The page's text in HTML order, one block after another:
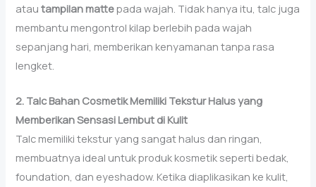
atautampilan mattepada wajah. Tidak hanya itu, talc juga
membantu mengontrol kilap berlebih pada wajah
sepanjang hari, memberikan kenyamanan tanpa rasa
lengket.
2. Talc Bahan Cosmetik Memiliki Tekstur Halus yang
Memberikan Sensasi Lembut di Kulit
Talc memiliki tekstur yang sangat halus dan ringan,
membuatnya ideal untuk produk kosmetik seperti bedak,
foundation, dan eyeshadow. Ketika diaplikasikan ke kulit,